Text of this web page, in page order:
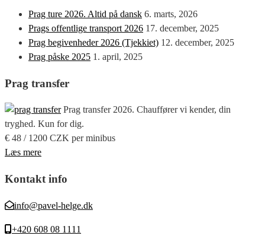
Prag ture 2026. Altid på dansk 6. marts, 2026
Prags offentlige transport 2026 17. december, 2025
Prag begivenheder 2026 (Tjekkiet) 12. december, 2025
Prag påske 2025 1. april, 2025
Prag transfer
Prag transfer 2026. Chauffører vi kender, din
tryghed. Kun for dig.
€ 48 / 1200 CZK per minibus
Læs mere
Kontakt info
info@pavel-helge.dk
+420 608 08 1111